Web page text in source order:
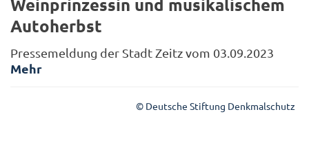
Weinprinzessin und musikalischem
Autoherbst
Pressemeldung der Stadt Zeitz vom 03.09.2023
Mehr
© Deutsche Stiftung Denkmalschutz